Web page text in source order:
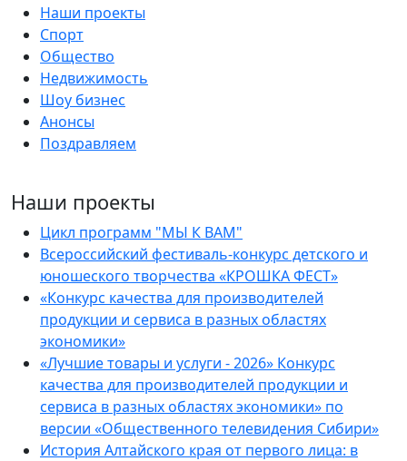
Наши проекты
Спорт
Общество
Недвижимость
Шоу бизнес
Анонсы
Поздравляем
Наши проекты
Цикл программ "МЫ К ВАМ"
Всероссийский фестиваль-конкурс детского и
юношеского творчества «КРОШКА ФЕСТ»
«Конкурс качества для производителей
продукции и сервиса в разных областях
экономики»
«Лучшие товары и услуги - 2026» Конкурс
качества для производителей продукции и
сервиса в разных областях экономики» по
версии «Общественного телевидения Сибири»
История Алтайского края от первого лица: в